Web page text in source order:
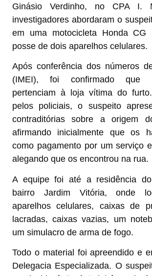
Ginásio Verdinho, no CPA I.
investigadores abordaram o
em uma motocicleta Honda CG
posse de dois aparelhos celulares.
Após conferência dos números
(IMEI), foi confirmado que
pertenciam à loja vítima do
pelos policiais, o suspeito
contraditórias sobre a origem
afirmando inicialmente que os
como pagamento por um serviço
alegando que os encontrou na rua.
A equipe foi até a residência
bairro Jardim Vitória, onde
aparelhos celulares, caixas de
lacradas, caixas vazias, um
um simulacro de arma de fogo.
Todo o material foi apreendido e
Delegacia Especializada. O